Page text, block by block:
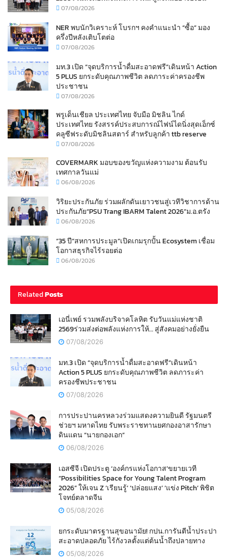
07/08/2026
NER พบนักวิเคราะห์ โบรกฯ คงคำแนะนำ “ซื้อ” มอง
ครึ่งปีหลังเติบโตต่อ
07/08/2026
มท.3 เปิด “จุดบริการน้ำดื่มสะอาดฟรี”เดินหน้า Action
5 PLUS ยกระดับคุณภาพชีวิต ลดภาระค่าครองชีพ
ประชาชน
07/08/2026
พรูเด็นเชียล ประเทศไทย จับมือ มิชลิน ไกด์
ประเทศไทย รังสรรค์ประสบการณ์ไฟน์ไดนิ่งสุดเอ็กซ์
คลูซีฟระดับมิชลินสตาร์ สำหรับลูกค้า ttb reserve
07/08/2026
COVERMARK มอบของขวัญแห่งความงาม ต้อนรับ
เทศกาลวันแม่
06/08/2026
วิริยะประกันภัย ร่วมผลักดันเยาวชนสู่เวทีวิชาการด้าน
ประกันภัย“PSU Trang IBARM Talent 2026”ม.อ.ตรัง
06/08/2026
“35 ปี“สหการประมูล”เปิดเกมรุกปั้น Ecosystem เชื่อม
โอกาสธุรกิจไร้รอยต่อ
06/08/2026
RelatedPosts
เอนี่เพย์ รวมพลังบริจาคโลหิต รับวันแม่แห่งชาติ
2569ร่วมส่งต่อพลังแห่งการให้… สู่สังคมอย่างยั่งยืน
07/08/2026
มท.3 เปิด “จุดบริการน้ำดื่มสะอาดฟรี”เดินหน้า
Action 5 PLUS ยกระดับคุณภาพชีวิต ลดภาระค่า
ครองชีพประชาชน
07/08/2026
การประปานครหลวงร่วมแสดงความยินดี รัฐมนตรี
ช่วยฯ มหาดไทย รับพระราชทานยศกองอาสารักษา
ดินแดน “นายกองเอก”
06/08/2026
เอสซีจี เปิดประตู ‘องค์กรแห่งโอกาส’ขยายเวที
“Possibilities Space for Young Talent Program
2026” ให้เจน Z ‘เรียนรู้’ ‘ปล่อยแสง’ ‘แข่ง Pitch’ พิชิต
โจทย์ตลาดจีน
05/08/2026
ยกระดับมาตรฐานสุขอนามัย! กปน.การันตีน้ำประปา
สะอาดปลอดภัย ไร้กังวลตั้งแต่ต้นน้ำถึงปลายทาง
05/08/2026